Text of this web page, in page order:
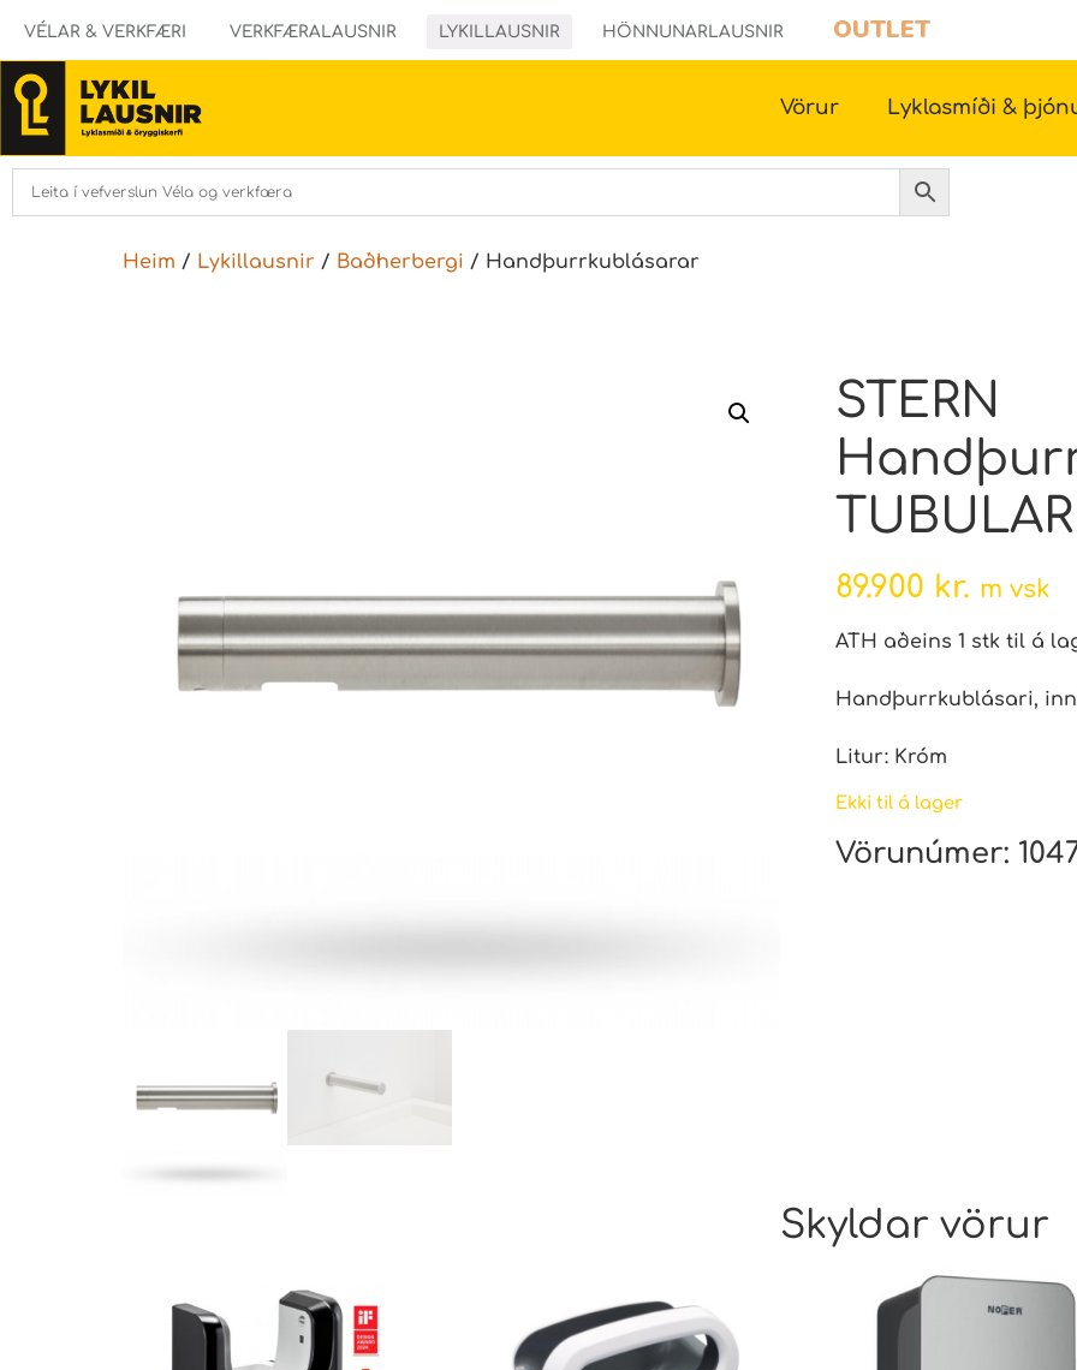
VÉLAR & VERKFÆRI VERKFÆRALAUSNIR LYKILLAUSNIR HÖNNUNARLAUSNIR OUTLET
Vörur Lyklasmíði &
Heim / Lykillausnir / Baðherbergi / Handþurrkublásarar
STERN
89.900 kr. m vsk
ATH aðeins 1 stk til á
Handþurrkublásari,
Litur: Króm
Ekki til á lager
Vörunúmer:
Skyldar vörur